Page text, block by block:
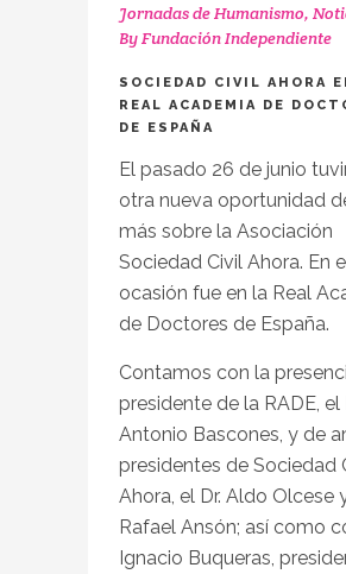
Jornadas de Humanismo,
ByFundación Independiente
SOCIEDAD CIVIL AHORA
REAL ACADEMIA DE
DE ESPAÑA
El pasado 26 de junio
otra nueva oportunidad
más sobre la Asociación
Sociedad Civil Ahora. En
ocasión fue en la Real
de Doctores de España.
Contamos con la
presidente de la RADE, el
Antonio Bascones, y de
presidentes de Sociedad
Ahora, el Dr. Aldo Olcese
Rafael Ansón; así como
Ignacio Buqueras,